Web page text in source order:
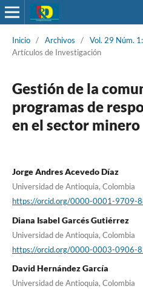
Inicio / Archivos / Vol. 29 Núm.
Artículos de Investigación
Gestión de la
programas de
en el sector minero
Jorge Andres Acevedo Díaz
Universidad de Antioquia, Colombia
https://orcid.org/0000-0001-9709-
Diana Isabel Garcés Gutiérrez
Universidad de Antioquia, Colombia
https://orcid.org/0000-0003-0906-
David Hernández García
Universidad de Antioquia, Colombia